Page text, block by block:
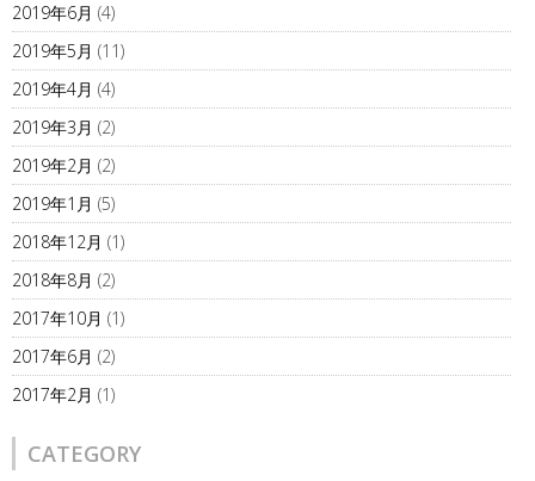
2019年6月 (4)
2019年5月 (11)
2019年4月 (4)
2019年3月 (2)
2019年2月 (2)
2019年1月 (5)
2018年12月 (1)
2018年8月 (2)
2017年10月 (1)
2017年6月 (2)
2017年2月 (1)
CATEGORY